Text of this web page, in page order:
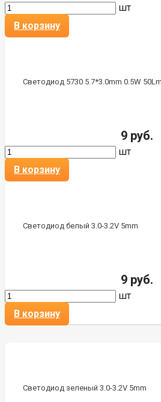
шт
В корзину
Светодиод 5730 5.7*3.0mm 0.5W 50Lm
9 руб.
шт
В корзину
Светодиод белый 3.0-3.2V 5mm
9 руб.
шт
В корзину
Светодиод зеленый 3.0-3.2V 5mm